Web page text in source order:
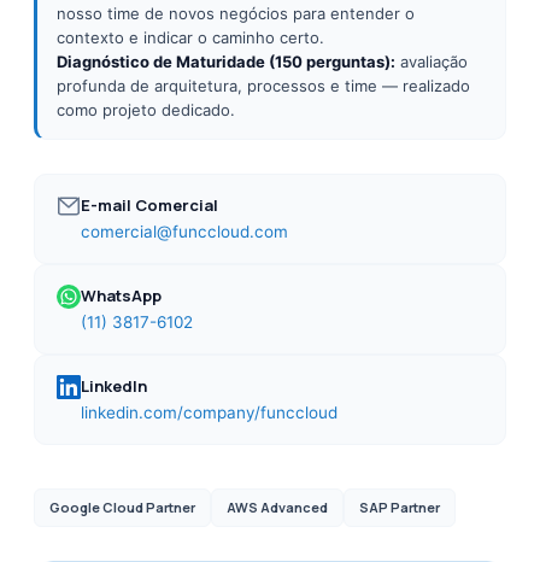
nosso time de novos negócios para entender o
contexto e indicar o caminho certo.
Diagnóstico de Maturidade (150 perguntas): avaliação
profunda de arquitetura, processos e time — realizado
como projeto dedicado.
E-mail Comercial
comercial@funccloud.com
WhatsApp
(11) 3817-6102
LinkedIn
linkedin.com/company/funccloud
Google Cloud Partner AWS Advanced SAP Partner